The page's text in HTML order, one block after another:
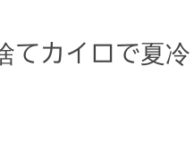
てカイロで夏冷